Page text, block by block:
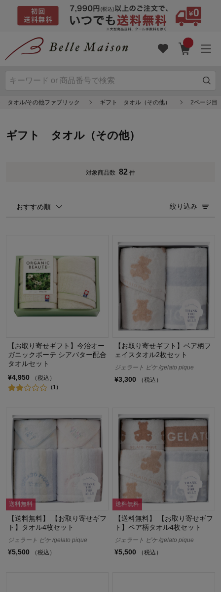
タオル/その他ファブリック ギフト タオル（その他） 2ページ目
ギフト タオル（その他）
対象商品数 82 件
おすすめ順 絞り込み
【お取り寄せギフト】今治オー
ガニックボーテ シアバター配合
タオルセット
¥4,950
（税込）
(1)
【お取り寄せギフト】ベア柄フ
ェイスタオル2枚セット
ジェラート ピケ /gelato pique
¥3,300 （税込）
送料無料
【送料無料】 【お取り寄せギフ
ト】タオル4枚セット
ジェラート ピケ /gelato pique
¥5,500 （税込）
送料無料
【送料無料】 【お取り寄せギフ
ト】ベア柄タオル4枚セット
ジェラート ピケ /gelato pique
¥5,500 （税込）